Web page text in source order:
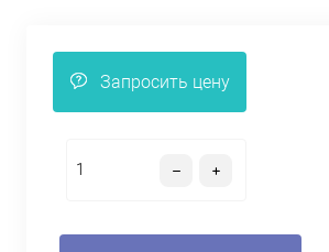
Запросить цену